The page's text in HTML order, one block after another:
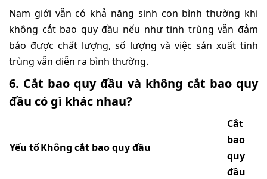
Nam giới vẫn có khả năng sinh con bình thường khi
không cắt bao quy đầu nếu như tinh trùng vẫn đảm
bảo được chất lượng, số lượng và việc sản xuất tinh
trùng vẫn diễn ra bình thường.
6. Cắt bao quy đầu và không cắt bao quy
đầu có gì khác nhau?
Yếu tốKhông cắt bao quy đầu
Cắt
bao
quy
đầu